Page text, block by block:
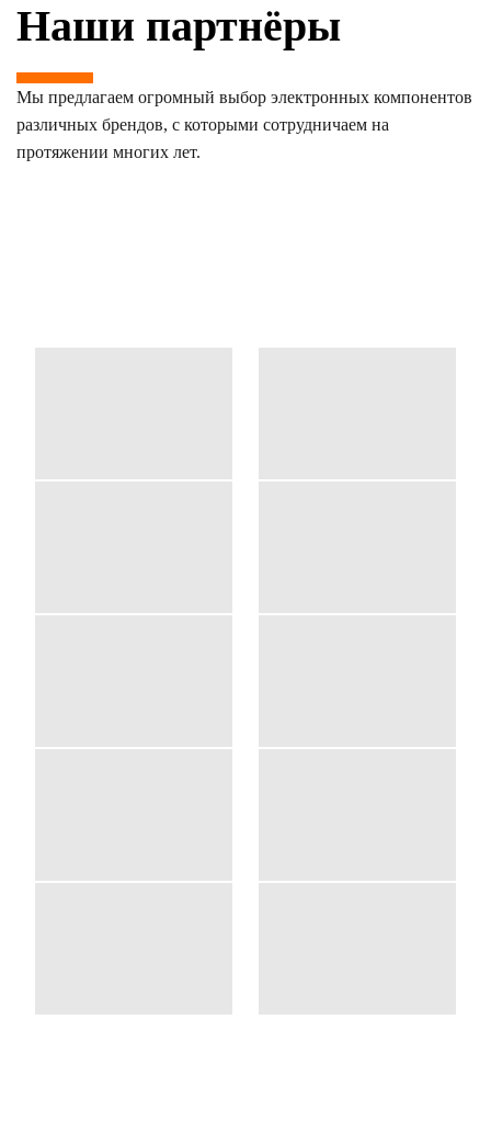
Наши партнёры
Мы предлагаем огромный выбор электронных компонентов
различных брендов, с которыми сотрудничаем на
протяжении многих лет.